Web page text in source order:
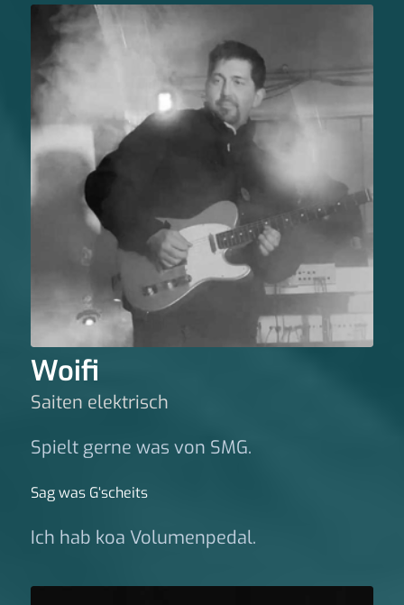
Woifi
Saiten elektrisch
Spielt gerne was von SMG.
Sag was G‘scheits
Ich hab koa Volumenpedal.